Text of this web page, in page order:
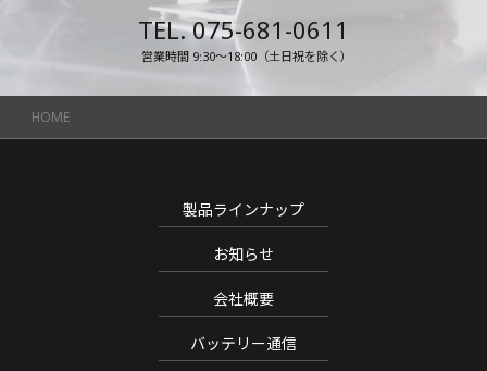
TEL. 075-681-0611
営業時間 9:30～18:00（土日祝を除く）
HOME
製品ラインナップ
お知らせ
会社概要
バッテリー通信